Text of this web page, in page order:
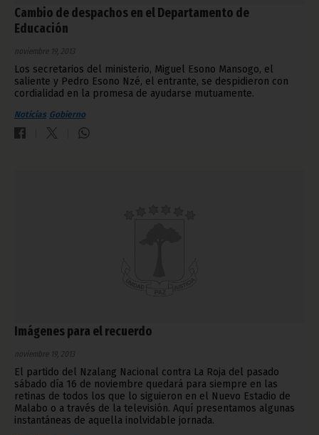
Cambio de despachos en el Departamento de
Educación
noviembre 19, 2013
Los secretarios del ministerio, Miguel Esono Mansogo, el
saliente y Pedro Esono Nzé, el entrante, se despidieron con
cordialidad en la promesa de ayudarse mutuamente.
Noticias Gobierno
Imágenes para el recuerdo
noviembre 19, 2013
El partido del Nzalang Nacional contra La Roja del pasado
sábado día 16 de noviembre quedará para siempre en las
retinas de todos los que lo siguieron en el Nuevo Estadio de
Malabo o a través de la televisión. Aquí presentamos algunas
instantáneas de aquella inolvidable jornada.